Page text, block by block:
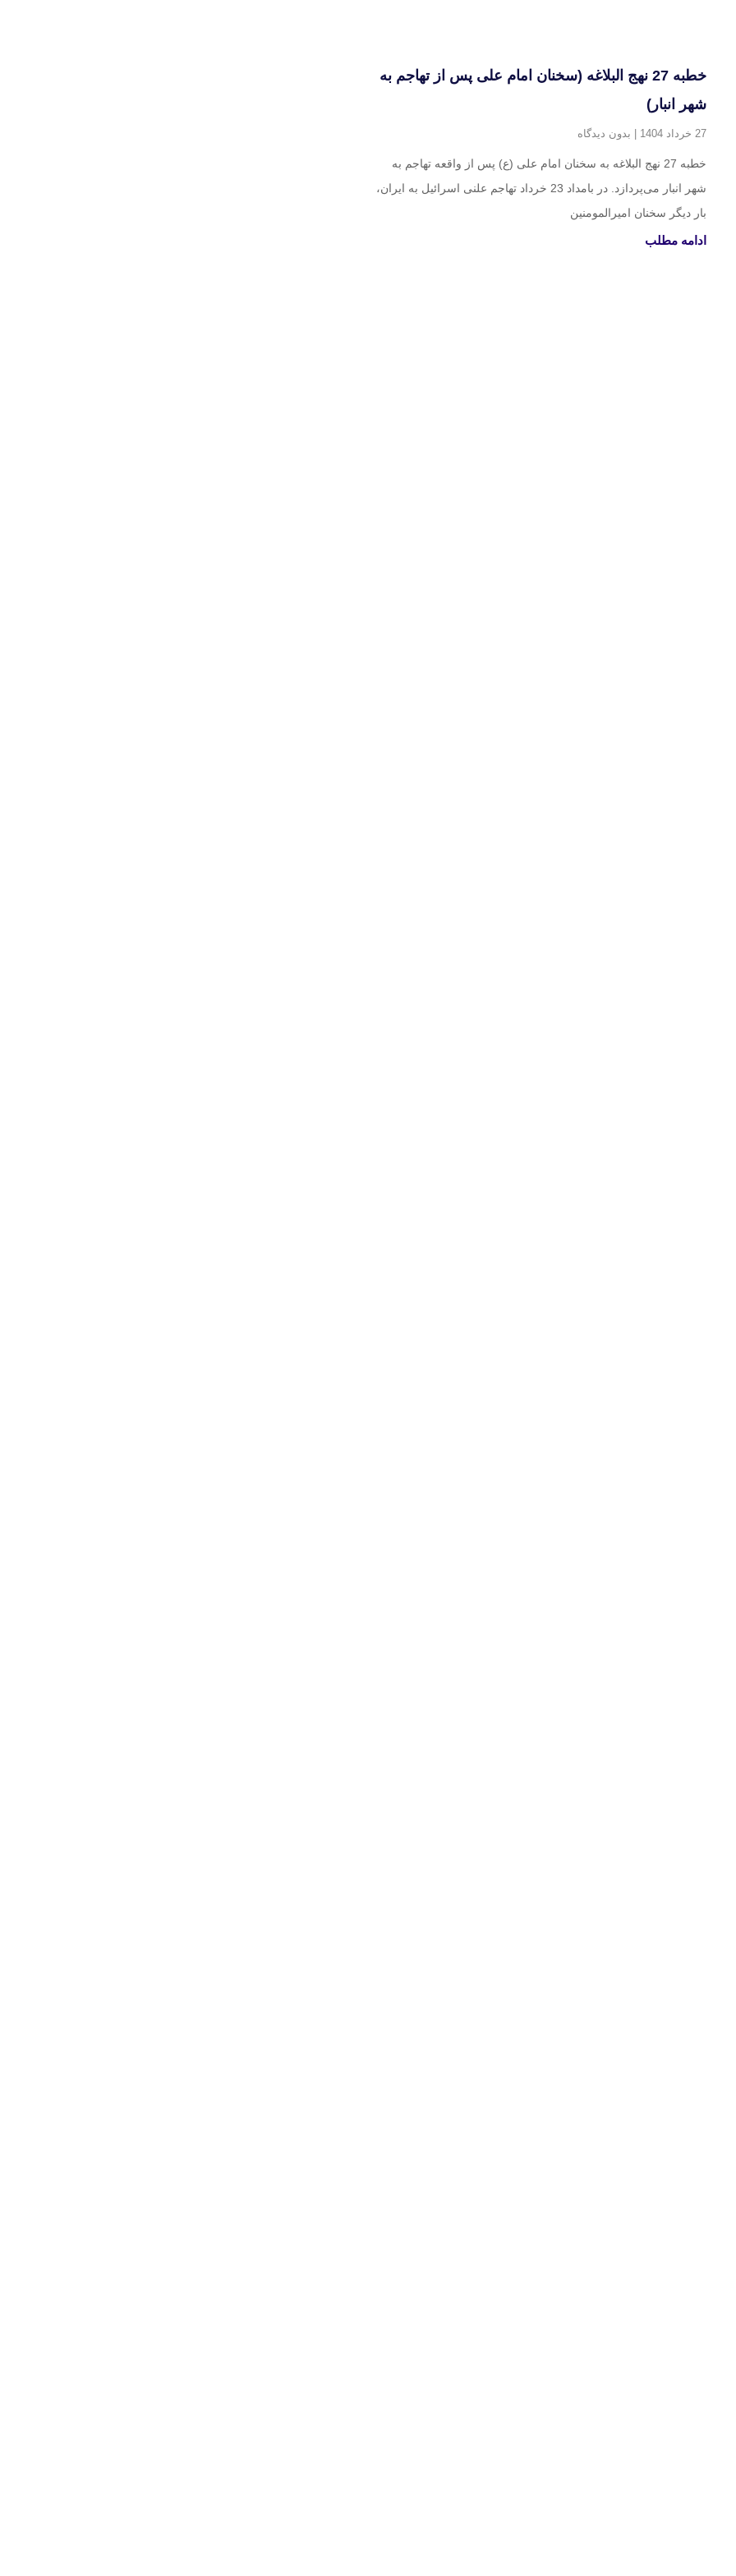
خطبه 27 نهج البلاغه (سخنان امام علی پس از تهاجم به
شهر انبار)
27 خرداد 1404 بدون دیدگاه
خطبه 27 نهج البلاغه به سخنان امام علی (ع) پس از واقعه تهاجم به
شهر انبار می‌پردازد. در بامداد 23 خرداد تهاجم علنی اسرائیل به ایران،
بار دیگر سخنان امیرالمومنین
ادامه مطلب